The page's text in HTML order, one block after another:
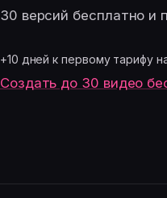
30 версий бесплатно и
+10 дней к первому тарифу
Создать до 30 видео